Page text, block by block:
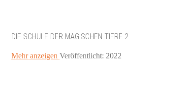
DIE SCHULE DER MAGISCHEN TIERE 2
Mehr anzeigen Veröffentlicht: 2022